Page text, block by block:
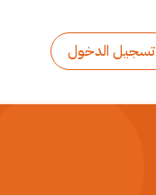
تسجيل الدخول